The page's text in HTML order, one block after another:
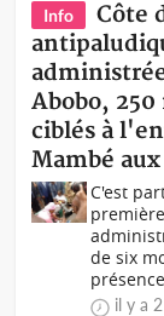
Info
Côte
Abobo,
ciblés à
Mambé
C'est
de six
il y a